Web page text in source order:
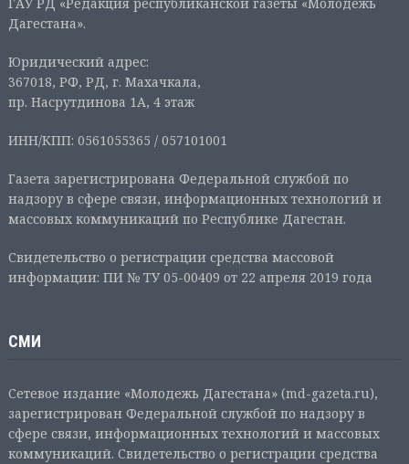
ГАУ РД «Редакция республиканской газеты «Молодежь
Дагестана».
Юридический адрес:
367018, РФ, РД, г. Махачкала,
пр. Насрутдинова 1А, 4 этаж
ИНН/КПП: 0561055365 / 057101001
Газета зарегистрирована Федеральной службой по
надзору в сфере связи, информационных технологий и
массовых коммуникаций по Республике Дагестан.
Свидетельство о регистрации средства массовой
информации: ПИ № ТУ 05-00409 от 22 апреля 2019 года
СМИ
Сетевое издание «Молодежь Дагестана» (md-gazeta.ru),
зарегистрирован Федеральной службой по надзору в
сфере связи, информационных технологий и массовых
коммуникаций. Свидетельство о регистрации средства